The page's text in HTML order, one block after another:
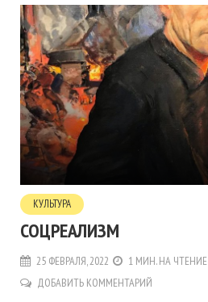
КУЛЬТУРА
СОЦРЕАЛИЗМ
25 ФЕВРАЛЯ, 2022
1 МИН. НА ЧТЕНИЕ
ДОБАВИТЬ КОММЕНТАРИЙ